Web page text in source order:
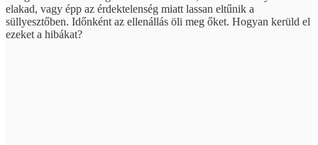
elakad, vagy épp az érdektelenség miatt lassan eltűnik a
süllyesztőben. Időnként az ellenállás öli meg őket. Hogyan kerüld el
ezeket a hibákat?